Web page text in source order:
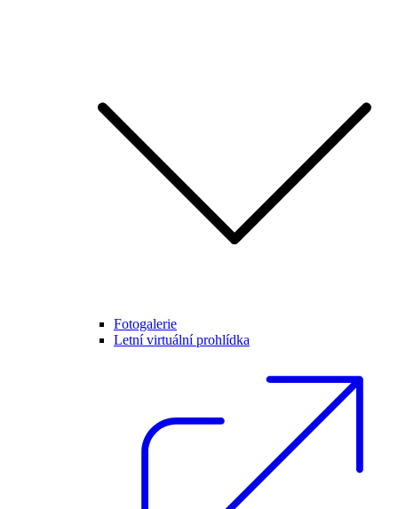
Fotogalerie
Letní virtuální prohlídka